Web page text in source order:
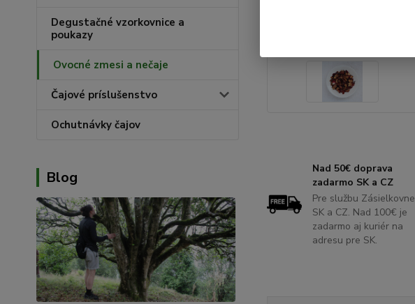
Degustačné vzorkovnice a
poukazy
Ovocné zmesi a nečaje
Čajové príslušenstvo
Ochutnávky čajov
Blog
Nad 50€ doprava
zadarmo SK a CZ
Pre službu Zásielkovne
SK a CZ. Nad 100€ je
zadarmo aj kuriér na
adresu pre SK.